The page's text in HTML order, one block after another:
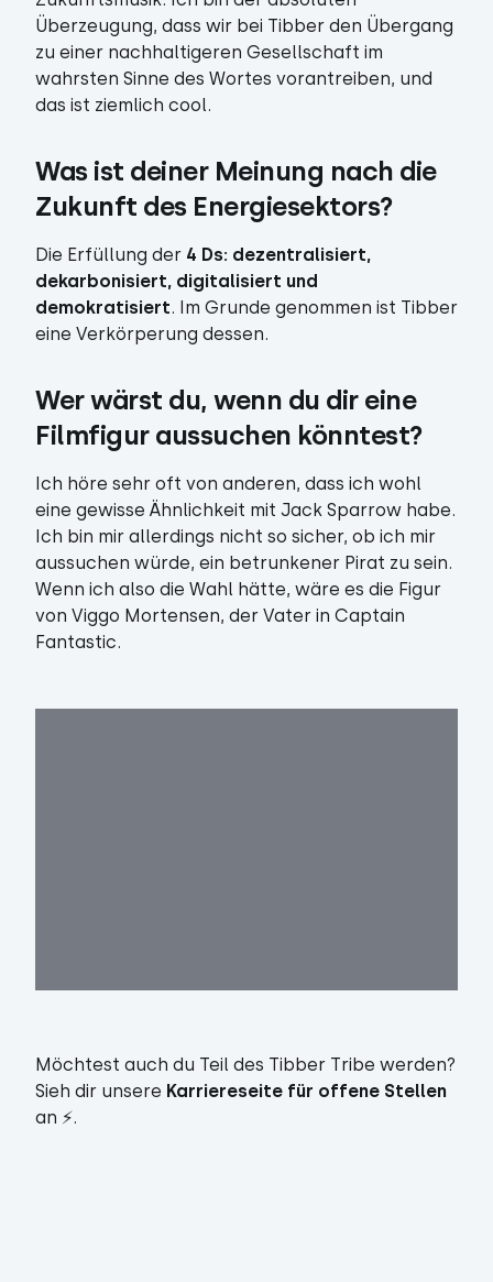
Überzeugung, dass wir bei Tibber den Übergang
zu einer nachhaltigeren Gesellschaft im
wahrsten Sinne des Wortes vorantreiben, und
das ist ziemlich cool.
Was ist deiner Meinung nach die
Zukunft des Energiesektors?
Die Erfüllung der 4 Ds: dezentralisiert,
dekarbonisiert, digitalisiert und
demokratisiert. Im Grunde genommen ist Tibber
eine Verkörperung dessen.
Wer wärst du, wenn du dir eine
Filmfigur aussuchen könntest?
Ich höre sehr oft von anderen, dass ich wohl
eine gewisse Ähnlichkeit mit Jack Sparrow habe.
Ich bin mir allerdings nicht so sicher, ob ich mir
aussuchen würde, ein betrunkener Pirat zu sein.
Wenn ich also die Wahl hätte, wäre es die Figur
von Viggo Mortensen, der Vater in Captain
Fantastic.
Möchtest auch du Teil des Tibber Tribe werden?
Sieh dir unsere Karriereseite für offene Stellen
an ⚡️.